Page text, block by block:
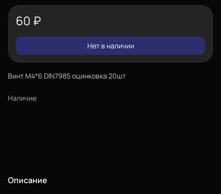
60 ₽
Нет в наличии
Винт М4*6 DIN7985 оцинковка 20шт
Наличие
Описание